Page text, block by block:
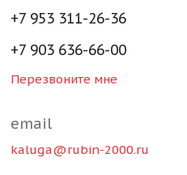
+7 953 311-26-36
+7 903 636-66-00
Перезвоните мне
email
kaluga@rubin-2000.ru